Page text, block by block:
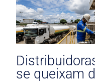
se queixam